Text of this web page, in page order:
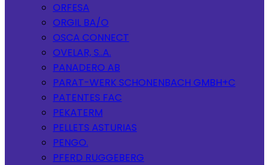
ORFESA
ORGIL BA/O
OSCA CONNECT
OVELAR, S..A.
PANADERO AB
PARAT-WERK SCHONENBACH GMBH+C
PATENTES FAC
PEKATERM
PELLETS ASTURIAS
PENGO.
PFERD RUGGEBERG